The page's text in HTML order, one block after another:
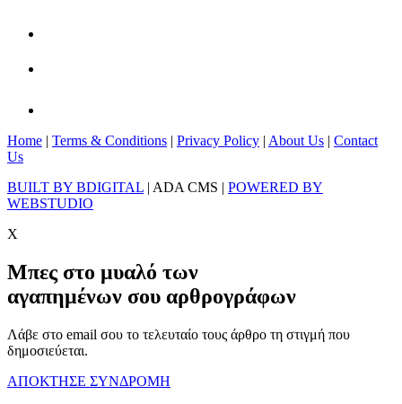
Home | Terms & Conditions | Privacy Policy | About Us | Contact
Us
BUILT BY BDIGITAL | ADA CMS | POWERED BY
WEBSTUDIO
X
Μπες στο μυαλό των
αγαπημένων σου αρθρογράφων
Λάβε στο email σου το τελευταίο τους άρθρο τη στιγμή που
δημοσιεύεται.
ΑΠΟΚΤΗΣΕ ΣΥΝΔΡΟΜΗ